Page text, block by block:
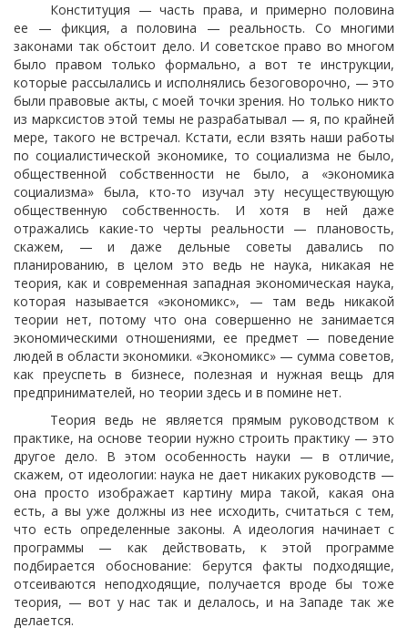
Конституция — часть права, и примерно половина
ее — фикция, а половина — реальность. Со многими
законами так обстоит дело. И советское право во многом
было правом только формально, а вот те инструкции,
которые рассылались и исполнялись безоговорочно, — это
были правовые акты, с моей точки зрения. Но только никто
из марксистов этой темы не разрабатывал — я, по крайней
мере, такого не встречал. Кстати, если взять наши работы
по социалистической экономике, то социализма не было,
общественной собственности не было, а «экономика
социализма» была, кто-то изучал эту несуществующую
общественную собственность. И хотя в ней даже
отражались какие-то черты реальности — плановость,
скажем, — и даже дельные советы давались по
планированию, в целом это ведь не наука, никакая не
теория, как и современная западная экономическая наука,
которая называется «экономикс», — там ведь никакой
теории нет, потому что она совершенно не занимается
экономическими отношениями, ее предмет — поведение
людей в области экономики. «Экономикс» — сумма советов,
как преуспеть в бизнесе, полезная и нужная вещь для
предпринимателей, но теории здесь и в помине нет.
Теория ведь не является прямым руководством к
практике, на основе теории нужно строить практику — это
другое дело. В этом особенность науки — в отличие,
скажем, от идеологии: наука не дает никаких руководств —
она просто изображает картину мира такой, какая она
есть, а вы уже должны из нее исходить, считаться с тем,
что есть определенные законы. А идеология начинает с
программы — как действовать, к этой программе
подбирается обоснование: берутся факты подходящие,
отсеиваются неподходящие, получается вроде бы тоже
теория, — вот у нас так и делалось, и на Западе так же
делается.